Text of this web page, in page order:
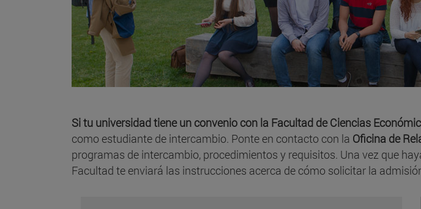
Si tu universidad tiene un convenio con la Facultad de Ciencias
como estudiante de intercambio. Ponte en contacto con la Oficina de
programas de intercambio, procedimientos y requisitos. Una vez que
Facultad te enviará las instrucciones acerca de cómo solicitar la